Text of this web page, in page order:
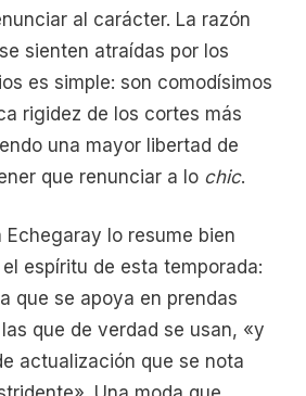
al carácter. La razón
sienten atraídas por los
es simple: son comodísimos
rigidez de los cortes más
una mayor libertad de
que renunciar a lo chic.
Echegaray lo resume bien
espíritu de esta temporada:
que se apoya en prendas
que de verdad se usan, «y
actualización que se nota